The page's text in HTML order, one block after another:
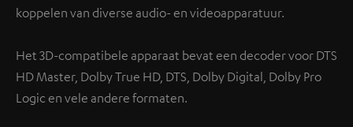
koppelen van diverse audio- en videoapparatuur.
Het 3D-compatibele apparaat bevat een decoder voor DTS
HD Master, Dolby True HD, DTS, Dolby Digital, Dolby Pro
Logic en vele andere formaten.